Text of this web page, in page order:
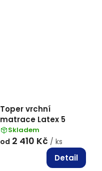
Toper vrchní
matrace Latex 5
Skladem
od 2 410 Kč / ks
Detail